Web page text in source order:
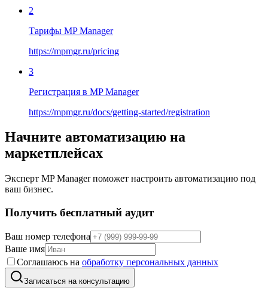
2
Тарифы MP Manager
https://mpmgr.ru/pricing
3
Регистрация в MP Manager
https://mpmgr.ru/docs/getting-started/registration
Начните автоматизацию на
маркетплейсах
Эксперт MP Manager поможет настроить автоматизацию под
ваш бизнес.
Получить бесплатный аудит
Ваш номер телефона
Ваше имя
Соглашаюсь на обработку персональных данных
Записаться на консультацию